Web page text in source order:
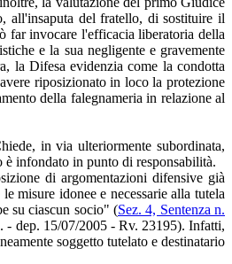
all'insaputa del fratello, di sostituire il
far invocare l'efficacia liberatoria della
e la sua negligente e gravemente
la Difesa evidenzia come la condotta
riposizionato in loco la protezione
della falegnameria in relazione al
in via ulteriormente subordinata,
è infondato in punto di responsabilità.
di argomentazioni difensive già
misure idonee e necessarie alla tutela
su ciascun socio" (Sez. 4, Sentenza n.
- dep. 15/07/2005 - Rv. 23195). Infatti,
soggetto tutelato e destinatario